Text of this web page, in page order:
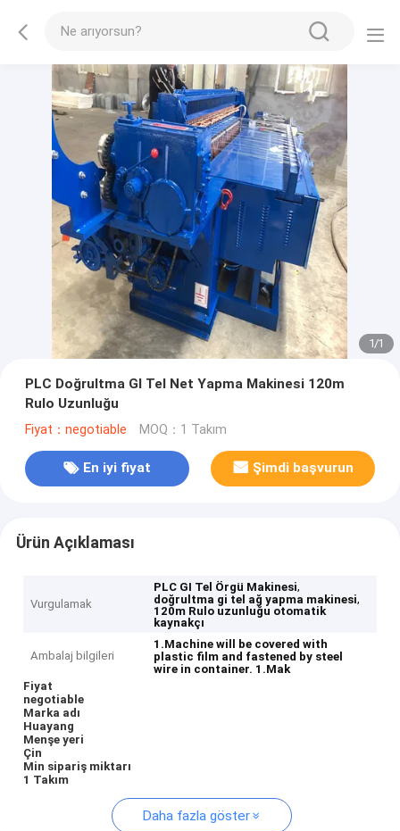
1/1
PLC Doğrultma GI Tel Net Yapma Makinesi 120m
Rulo Uzunluğu
Fiyat：negotiable MOQ：1 Takım
En iyi fiyat Şimdi başvurun
Ürün Açıklaması
Vurgulamak
PLC GI Tel Örgü Makinesi,
doğrultma gi tel ağ yapma makinesi,
120m Rulo uzunluğu otomatik
kaynakçı
Ambalaj bilgileri
1.Machine will be covered with
plastic film and fastened by steel
wire in container. 1.Mak
Fiyat
negotiable
Marka adı
Huayang
Menşe yeri
Çin
Min sipariş miktarı
1 Takım
Daha fazla göster